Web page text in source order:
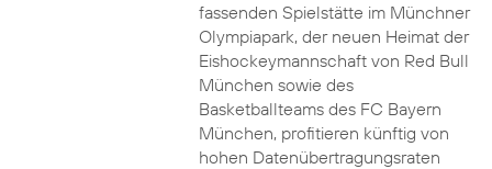
fassenden Spielstätte im Münchner
Olympiapark, der neuen Heimat der
Eishockeymannschaft von Red Bull
München sowie des
Basketballteams des FC Bayern
München, profitieren künftig von
hohen Datenübertragungsraten